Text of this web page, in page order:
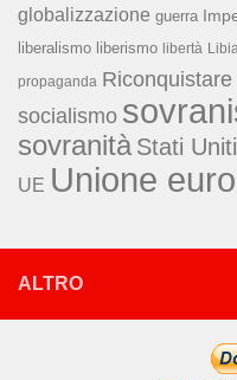
globalizzazione guerra
liberalismo liberismo libertà
propaganda
socialismo
sovranità Stati Uniti
UE Unione
ALTRO